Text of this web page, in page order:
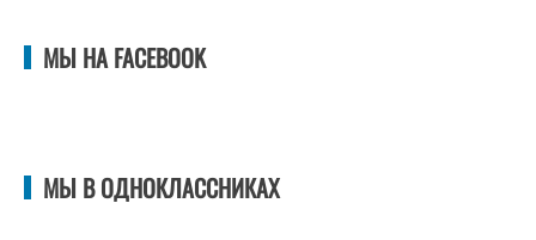
МЫ НА FACEBOOK
МЫ В ОДНОКЛАССНИКАХ